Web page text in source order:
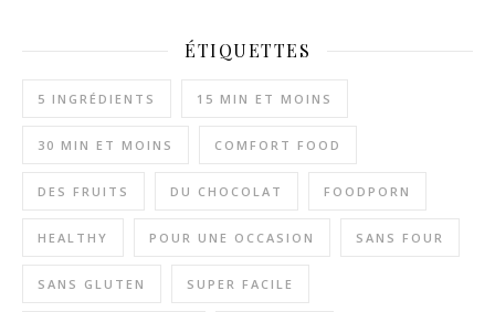
ÉTIQUETTES
5 INGRÉDIENTS 15 MIN ET MOINS
30 MIN ET MOINS COMFORT FOOD
DES FRUITS DU CHOCOLAT FOODPORN
HEALTHY POUR UNE OCCASION SANS FOUR
SANS GLUTEN SUPER FACILE